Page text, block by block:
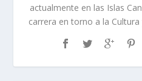
actualmente en las Islas
carrera en torno a la